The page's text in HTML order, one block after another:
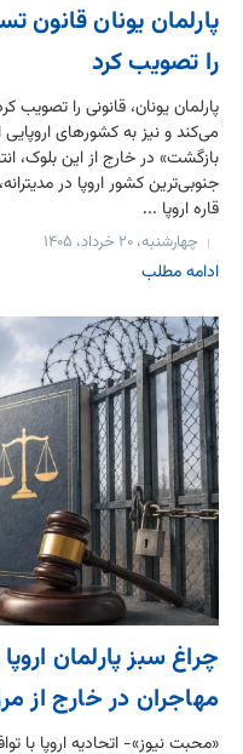
پارلمان یونان قانون
را تصویب کرد
پارلمان یونان، قانونی را تصویب
می‌کند و نیز به کشورهای اروپایی
بازگشت» در خارج از این بلوک،
جنوبی‌ترین کشور اروپا در
قاره اروپا ...
چهارشنبه، ۲۰ خرداد، ۱۴۰۵
ادامه مطلب
چراغ سبز پارلمان
مهاجران در خارج از
«محبت نیوز»- اتحادیه اروپا با